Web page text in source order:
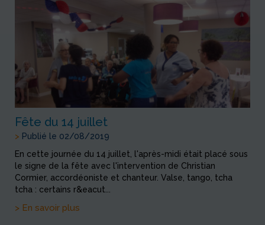
Fête du 14 juillet
> Publié le 02/08/2019
En cette journée du 14 juillet, l'après-midi était placé sous
le signe de la fête avec l'intervention de Christian
Cormier, accordéoniste et chanteur. Valse, tango, tcha
tcha : certains r&eacut...
> En savoir plus